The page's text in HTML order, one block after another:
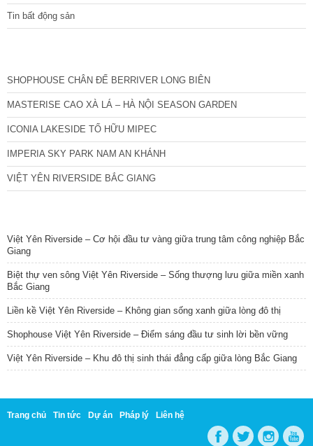
Tin bất động sản
SHOPHOUSE CHÂN ĐẾ BERRIVER LONG BIÊN
MASTERISE CAO XÀ LÁ – HÀ NỘI SEASON GARDEN
ICONIA LAKESIDE TỐ HỮU MIPEC
IMPERIA SKY PARK NAM AN KHÁNH
VIỆT YÊN RIVERSIDE BẮC GIANG
Việt Yên Riverside – Cơ hội đầu tư vàng giữa trung tâm công nghiệp Bắc
Giang
Biệt thự ven sông Việt Yên Riverside – Sống thượng lưu giữa miền xanh
Bắc Giang
Liền kề Việt Yên Riverside – Không gian sống xanh giữa lòng đô thị
Shophouse Việt Yên Riverside – Điểm sáng đầu tư sinh lời bền vững
Việt Yên Riverside – Khu đô thị sinh thái đẳng cấp giữa lòng Bắc Giang
Trang chủ Tin tức Dự án Pháp lý Liên hệ